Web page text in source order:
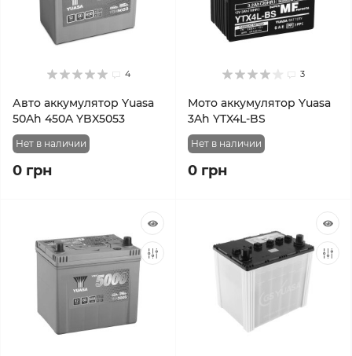
4
Авто аккумулятор Yuasa
50Ah 450A YBX5053
Нет в наличии
0 грн
3
Мото аккумулятор Yuasa
3Ah YTX4L-BS
Нет в наличии
0 грн